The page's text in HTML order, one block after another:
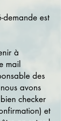
demande est
à
mail
des
avons
checker
et